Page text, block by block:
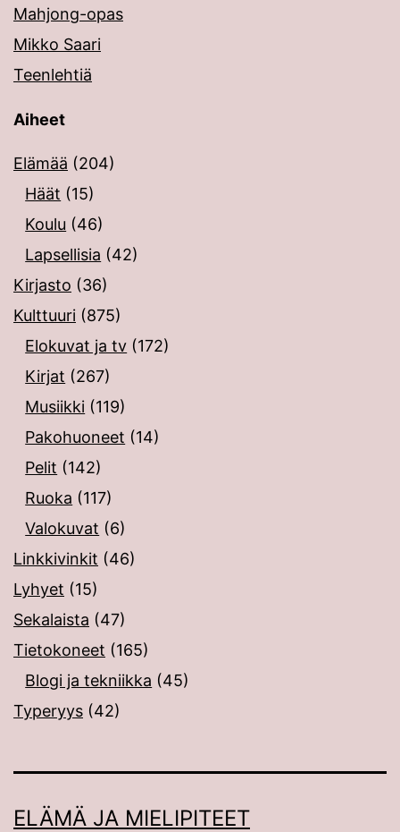
Mahjong-opas
Mikko Saari
Teenlehtiä
Aiheet
Elämää (204)
Häät (15)
Koulu (46)
Lapsellisia (42)
Kirjasto (36)
Kulttuuri (875)
Elokuvat ja tv (172)
Kirjat (267)
Musiikki (119)
Pakohuoneet (14)
Pelit (142)
Ruoka (117)
Valokuvat (6)
Linkkivinkit (46)
Lyhyet (15)
Sekalaista (47)
Tietokoneet (165)
Blogi ja tekniikka (45)
Typeryys (42)
ELÄMÄ JA MIELIPITEET